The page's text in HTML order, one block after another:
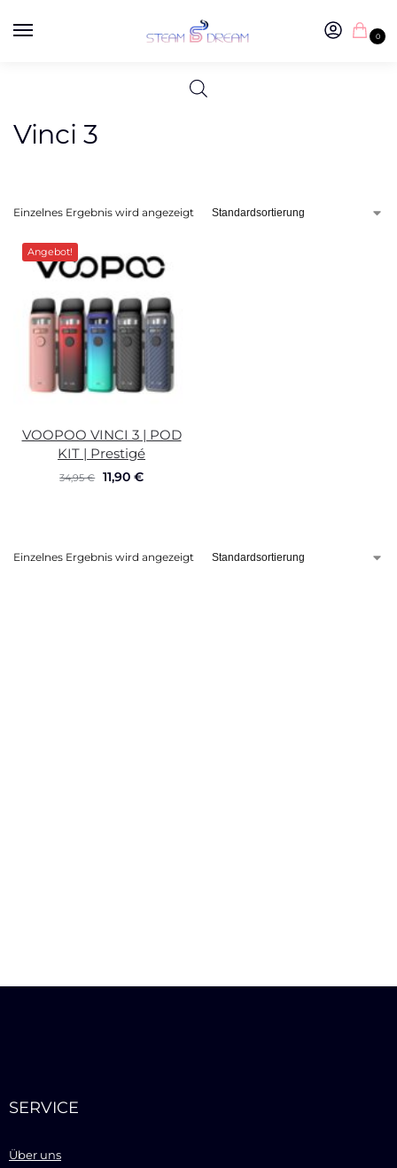
0
Vinci 3
Einzelnes Ergebnis wird angezeigt
Angebot!
VOOPOO VINCI 3 | POD
KIT | Prestigé
34,95€ 11,90 €
Einzelnes Ergebnis wird angezeigt
SERVICE
Über uns